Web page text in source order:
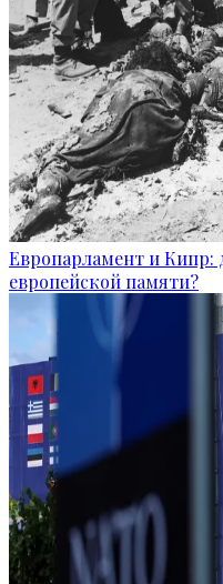
Европарламент и Кипр:
европейской памяти?